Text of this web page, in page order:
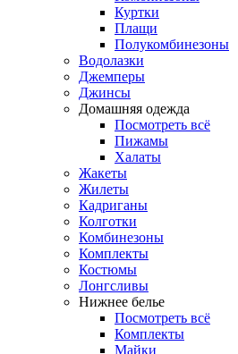
Куртки
Плащи
Полукомбинезоны
Водолазки
Джемперы
Джинсы
Домашняя одежда
Посмотреть всё
Пижамы
Халаты
Жакеты
Жилеты
Кадриганы
Колготки
Комбинезоны
Комплекты
Костюмы
Лонгсливы
Нижнее белье
Посмотреть всё
Комплекты
Майки